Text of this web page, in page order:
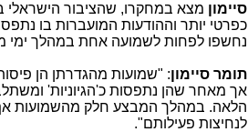
סיימון מצא במחקרו, שהציבור
נחשפו לפחות לשמועה אחת במהלך ימי
תומר סיימון: "שמועות מהגדרתן הן
אך מאחר שהן נתפסות כ'הגיוניות'
הלאה. במהלך המבצע חלק מהשמועות אף
לנחיצות פעילותם".